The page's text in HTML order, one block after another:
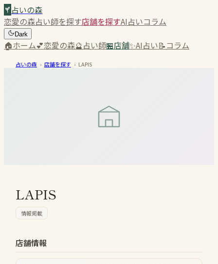
占いの森
恋愛の森占い師を探す店舗を探すAI占いコラム
Dark
🏠ホーム💕恋愛の森🔮占い師🏪店舗✨AI占い📝コラム
占いの森 › 店舗を探す › LAPIS
LAPIS
情報掲載
店舗情報